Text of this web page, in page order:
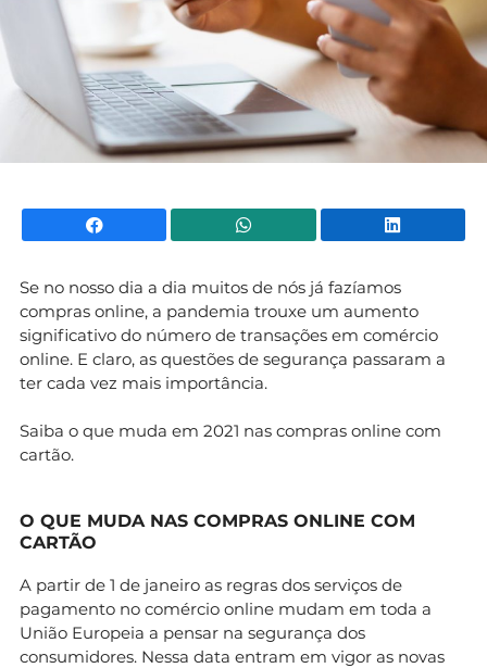
Facebook WhatsApp
Se no nosso dia a dia muitos de nós já fazíamos
compras online, a pandemia trouxe um aumento
significativo do número de transações em comércio
online. E claro, as questões de segurança passaram a
ter cada vez mais importância.
Saiba o que muda em 2021 nas compras online com
cartão.
O QUE MUDA NAS COMPRAS ONLINE COM
CARTÃO
A partir de 1 de janeiro as regras dos serviços de
pagamento no comércio online mudam em toda a
União Europeia a pensar na segurança dos
consumidores. Nessa data entram em vigor as novas